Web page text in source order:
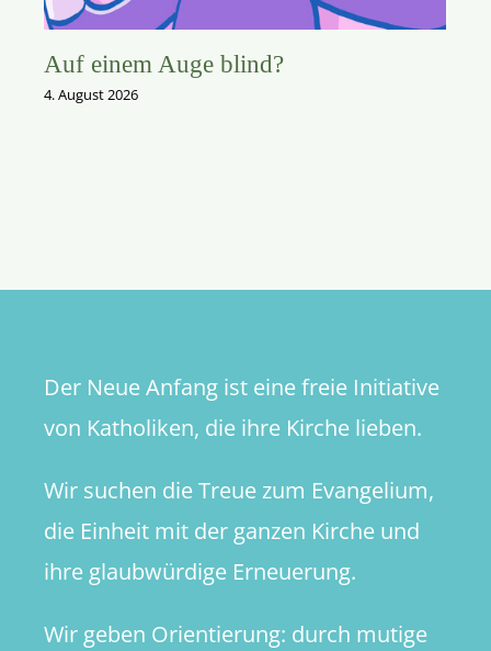
Auf einem Auge blind?
4. August 2026
Der Neue Anfang ist eine freie Initiative
von Katholiken, die ihre Kirche lieben.
Wir suchen die Treue zum Evangelium,
die Einheit mit der ganzen Kirche und
ihre glaubwürdige Erneuerung.
Wir geben Orientierung: durch mutige